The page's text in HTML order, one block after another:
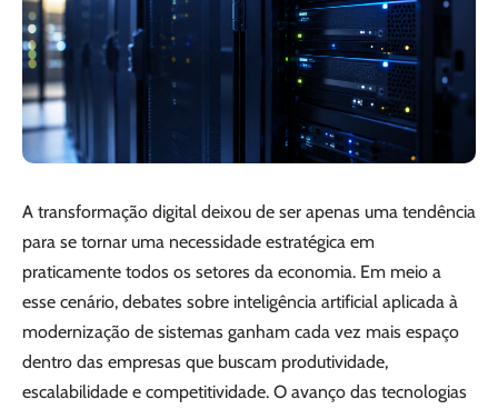
A transformação digital deixou de ser apenas uma tendência
para se tornar uma necessidade estratégica em
praticamente todos os setores da economia. Em meio a
esse cenário, debates sobre inteligência artificial aplicada à
modernização de sistemas ganham cada vez mais espaço
dentro das empresas que buscam produtividade,
escalabilidade e competitividade. O avanço das tecnologias